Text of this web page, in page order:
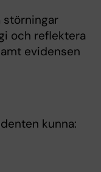
störningar
och reflektera
evidensen
kunna: